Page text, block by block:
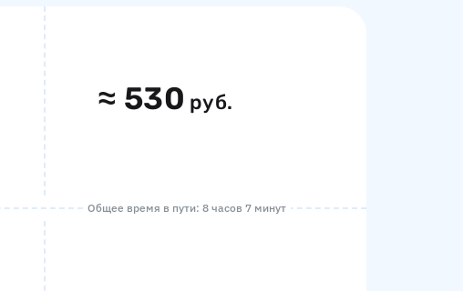
≈ 530 руб.
Общее время в пути: 8 часов 7 минут